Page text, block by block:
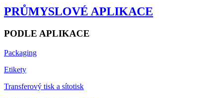
PRŮMYSLOVÉ APLIKACE
PODLE APLIKACE
Packaging
Etikety
Transferový tisk a sítotisk